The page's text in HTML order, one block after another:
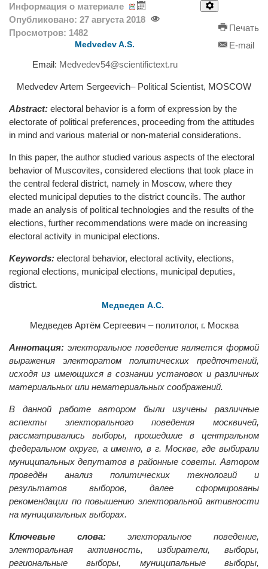
Печать
E-mail
Информация о материале
Опубликовано: 27 августа 2018
Просмотров: 1482
Medvedev A.S.
Email: Medvedev54@scientifictext.ru
Medvedev Artem Sergeevich– Political Scientist, MOSCOW
Abstract: еlectoral behavior is a form of expression by the
electorate of political preferences, proceeding from the attitudes
in mind and various material or non-material considerations.
In this paper, the author studied various aspects of the electoral
behavior of Muscovites, considered elections that took place in
the central federal district, namely in Moscow, where they
elected municipal deputies to the district councils. The author
made an analysis of political technologies and the results of the
elections, further recommendations were made on increasing
electoral activity in municipal elections.
Keywords: electoral behavior, electoral activity, elections,
regional elections, municipal elections, municipal deputies,
district.
Медведев А.С.
Медведев Артём Сергеевич – политолог, г. Москва
Аннотация: электоральное поведение является формой
выражения электоратом политических предпочтений,
исходя из имеющихся в сознании установок и различных
материальных или нематериальных соображений.
В данной работе автором были изучены различные
аспекты электорального поведения москвичей,
рассматривались выборы, прошедшие в центральном
федеральном округе, а именно, в г. Москве, где выбирали
муниципальных депутатов в районные советы. Автором
проведён анализ политических технологий и
результатов выборов, далее сформированы
рекомендации по повышению электоральной активности
на муниципальных выборах.
Ключевые слова:электоральное поведение,
электоральная активность, избиратели, выборы,
региональные выборы, муниципальные выборы,